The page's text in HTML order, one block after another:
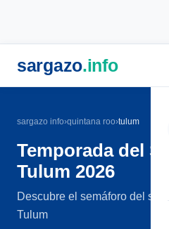
sargazo.info
sargazo info›quintana roo›tulum
Temporada del
Tulum 2026
Descubre el semáforo del
Tulum